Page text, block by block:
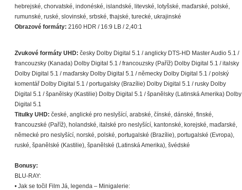
hebrejské, chorvatské, indonéské, islandské, litevské, lotyšské, maďarské, polské,
rumunské, ruské, slovinské, srbské, thajské, turecké, ukrajinské
Obrazové formáty: 2160 HDR / 16:9 LB / 2,40:1
Zvukové formáty UHD: česky Dolby Digital 5.1 / anglicky DTS-HD Master Audio 5.1 /
francouzsky (Kanada) Dolby Digital 5.1 / francouzsky (Paříž) Dolby Digital 5.1 / italsky
Dolby Digital 5.1 / maďarsky Dolby Digital 5.1 / německy Dolby Digital 5.1 / polský
komentář Dolby Digital 5.1 / portugalsky (Brazílie) Dolby Digital 5.1 / rusky Dolby
Digital 5.1 / španělsky (Kastilie) Dolby Digital 5.1 / španělsky (Latinská Amerika) Dolby
Digital 5.1
Titulky UHD: české, anglické pro neslyšící, arabské, čínské, dánské, finské,
francouzské (Paříž), holandské, italské pro neslyšící, kantonské, korejské, maďarské,
německé pro neslyšící, norské, polské, portugalské (Brazílie), portugalské (Evropa),
ruské, španělské (Kastilie), španělské (Latinská Amerika), švédské
Bonusy:
BLU-RAY:
• Jak se točil Film Já, legenda – Minigalerie: